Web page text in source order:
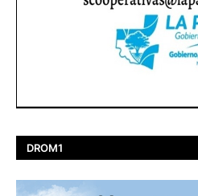
DROM1